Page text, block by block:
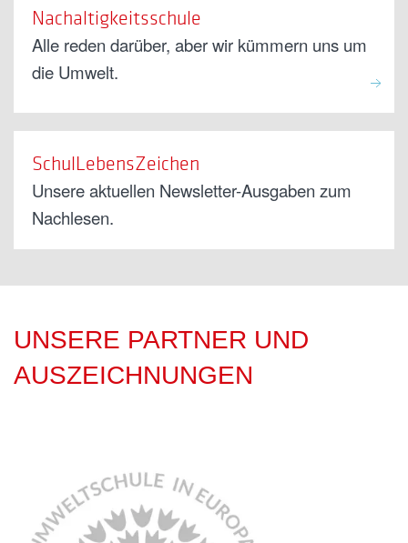
Nachaltigkeitsschule
Alle reden darüber, aber wir kümmern uns um
die Umwelt.
SchulLebensZeichen
Unsere aktuellen Newsletter-Ausgaben zum
Nachlesen.
UNSERE PARTNER UND
AUSZEICHNUNGEN